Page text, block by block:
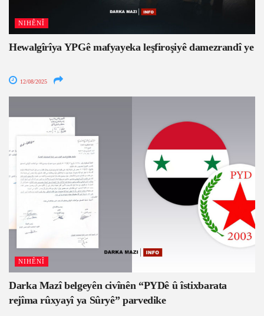
NIHÊNÎ
Hewalgîrîya YPGê mafyayeka leşfiroşiyê damezrandî ye
12/08/2025
NIHÊNÎ
Darka Mazî belgeyên civînên “PYDê û îstixbarata
rejîma rûxyayî ya Sûryê” parvedike